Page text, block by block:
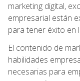
marketing digital,
empresarial están
para tener éxito en
El contenido de
habilidades
necesarias para